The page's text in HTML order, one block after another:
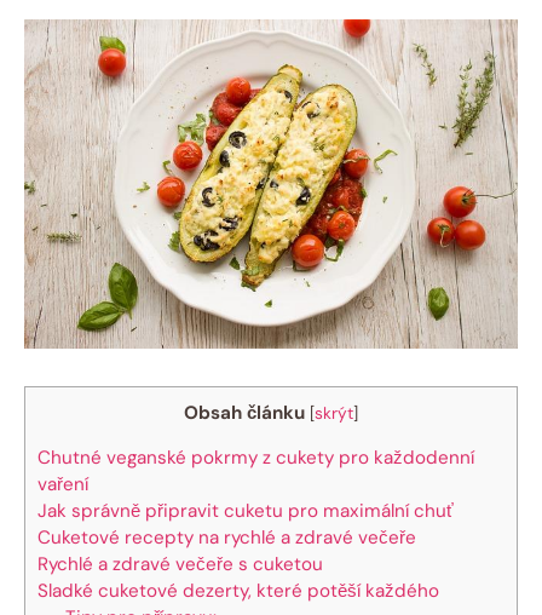
Obsah článku [skrýt]
Chutné veganské pokrmy z cukety pro každodenní
vaření
Jak správně připravit cuketu pro maximální chuť
Cuketové recepty na rychlé a zdravé večeře
Rychlé a zdravé večeře s cuketou
Sladké cuketové dezerty, které potěší každého